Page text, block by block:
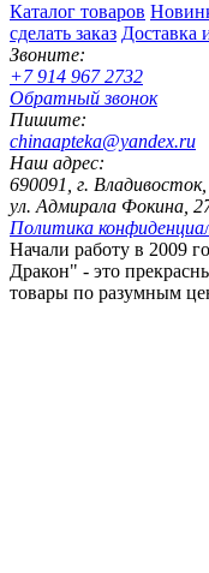
Каталог товаров
сделать заказ Доставка
Звоните:
+7 914 967 2732
Обратный звонок
Пишите:
chinaapteka@yandex.ru
Наш адрес:
690091, г. Владивосток,
ул. Адмирала Фокина,
Политика
Начали работу в 2009
Дракон" - это
товары по разумным